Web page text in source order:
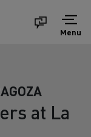
Menu
at La